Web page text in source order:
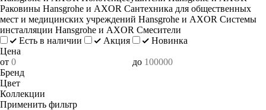
Раковины Hansgrohe и AXOR Сантехника для общественных
мест и медицинских учреждений Hansgrohe и AXOR Системы
инсталляции Hansgrohe и AXOR Смесители
Есть в наличии
Акция
Новинка
Цена
от
до
Бренд
Цвет
Коллекции
Применить фильтр